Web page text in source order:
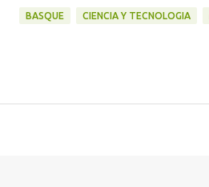
BASQUE CIENCIA Y TECNOLOGIA